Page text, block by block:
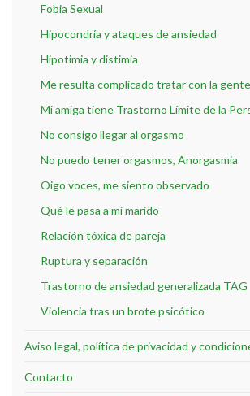
Fobia Sexual
Hipocondría y ataques de ansiedad
Hipotimia y distimia
Me resulta complicado tratar con la gente
Mi amiga tiene Trastorno Límite de la
No consigo llegar al orgasmo
No puedo tener orgasmos, Anorgasmia
Oigo voces, me siento observado
Qué le pasa a mi marido
Relación tóxica de pareja
Ruptura y separación
Trastorno de ansiedad generalizada TAG
Violencia tras un brote psicótico
Aviso legal, política de privacidad y
Contacto